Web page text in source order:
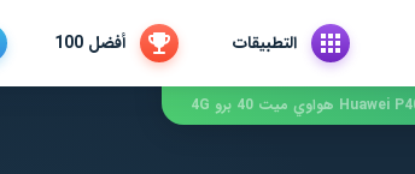
التطبيقات أفضل 100